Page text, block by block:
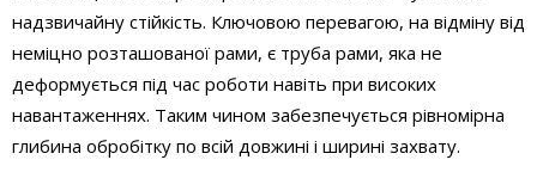
надзвичайну стійкість. Ключовою перевагою, на відміну від
неміцно розташованої рами, є труба рами, яка не
деформується під час роботи навіть при високих
навантаженнях. Таким чином забезпечується рівномірна
глибина обробітку по всій довжині і ширині захвату.